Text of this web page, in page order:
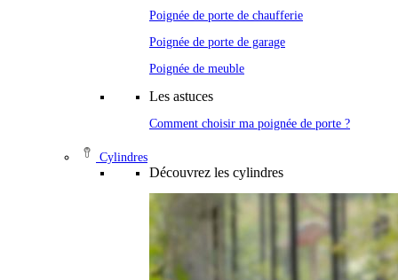
Poignée de porte de chaufferie
Poignée de porte de garage
Poignée de meuble
Les astuces
Comment choisir ma poignée de porte ?
Cylindres
Découvrez les cylindres